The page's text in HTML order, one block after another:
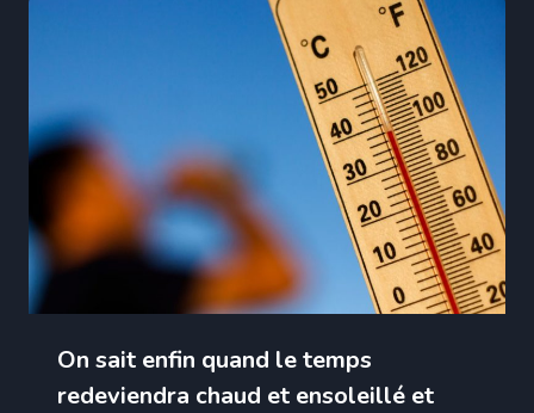
On sait enfin quand le temps
redeviendra chaud et ensoleillé et